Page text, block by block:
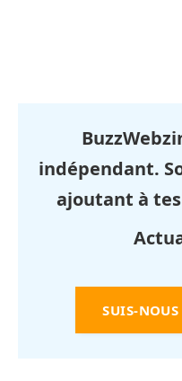
indépendant.
ajoutant à
SUIS-NOUS